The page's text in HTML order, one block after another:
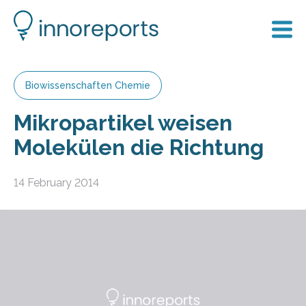
Biowissenschaften Chemie
Mikropartikel weisen
Molekülen die Richtung
14 February 2014